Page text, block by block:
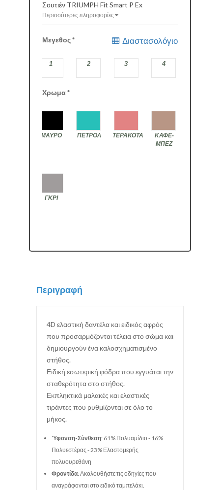
Σουτιέν TRIUMPH Fit Smart P Ex
Περισσότερες πληροφορίες
Διαστασολόγιο
Μεγεθος*
1 2 3 4
Χρωμα*
ΜΑΥΡΟ ΠΕΤΡΟΛ ΤΕΡΑΚΟΤΑ
ΚΑΦΕ-
ΜΠΕΖ
ΓΚΡΙ
Περιγραφή
4D ελαστική δαντέλα και ειδικός αφρός
που προσαρμόζονται τέλεια στο σώμα και
δημιουργούν ένα καλοσχηματισμένο
στήθος.
Ειδική εσωτερική φόδρα που εγγυάται την
σταθερότητα στο στήθος.
Εκπληκτικά μαλακές και ελαστικές
τιράντες που ρυθμίζονται σε όλο το
μήκος.
Ύφανση-Σύνθεση: 61% Πολυαμίδιο - 16%
Πολυεστέρας - 23% Ελαστομερής
πολυουρεθάνη
Φροντίδα: Ακολουθήστε τις οδηγίες που
αναγράφονται στο ειδικό ταμπελάκι.